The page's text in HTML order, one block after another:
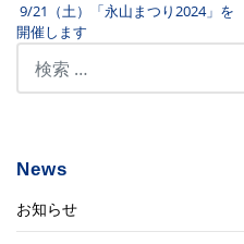
投稿ナビゲーション
9/21（土）「永山まつり2024」を
開催します
News
お知らせ